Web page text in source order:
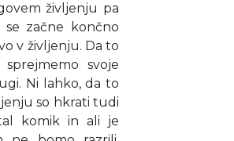
življenju pa
začne končno
v življenju. Da to
svoje
Ni lahko, da to
so hkrati tudi
komik in ali je